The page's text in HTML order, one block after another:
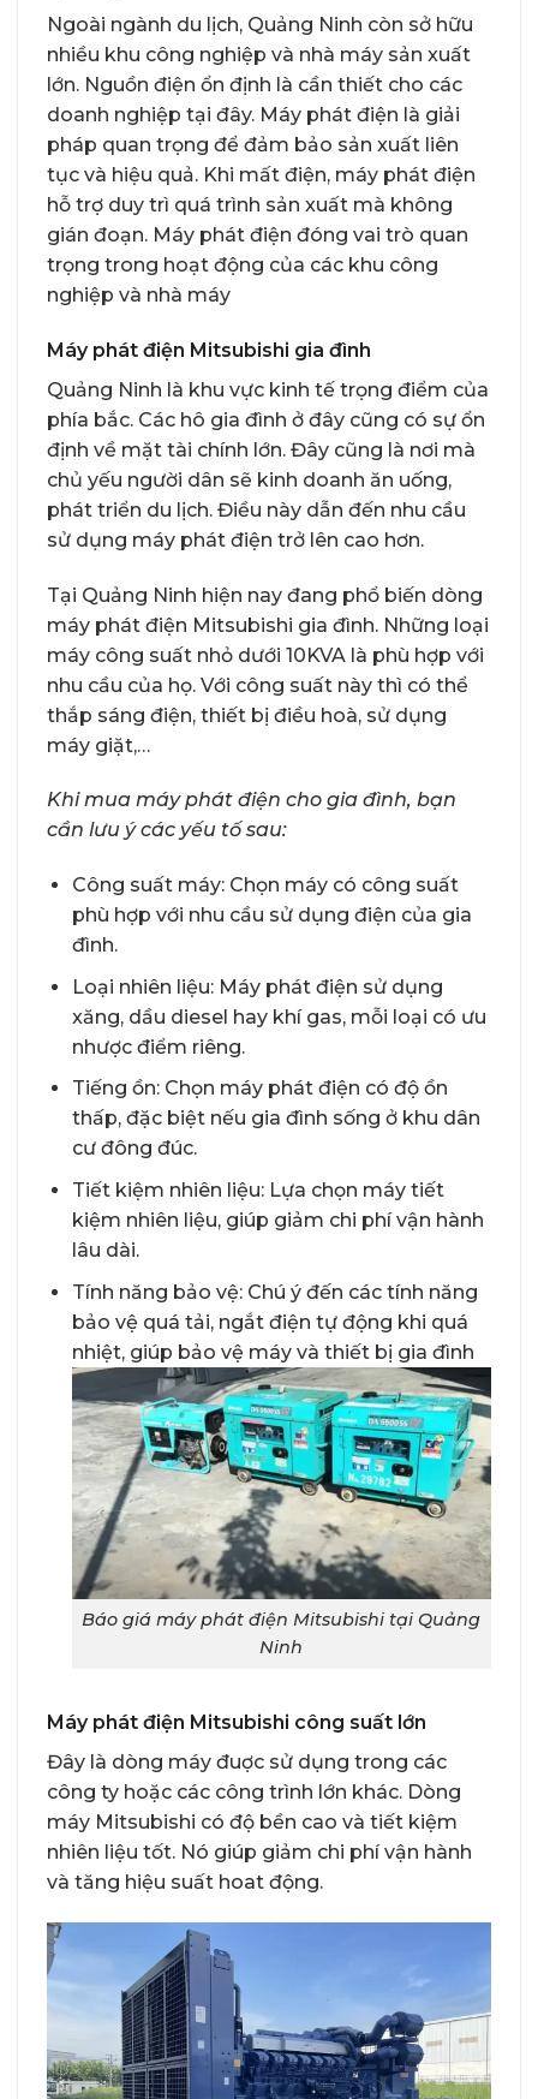
Ngoài ngành du lịch, Quảng Ninh còn sở hữu
nhiều khu công nghiệp và nhà máy sản xuất
lớn. Nguồn điện ổn định là cần thiết cho các
doanh nghiệp tại đây. Máy phát điện là giải
pháp quan trọng để đảm bảo sản xuất liên
tục và hiệu quả. Khi mất điện, máy phát điện
hỗ trợ duy trì quá trình sản xuất mà không
gián đoạn. Máy phát điện đóng vai trò quan
trọng trong hoạt động của các khu công
nghiệp và nhà máy
Máy phát điện Mitsubishi gia đình
Quảng Ninh là khu vực kinh tế trọng điểm của
phía bắc. Các hô gia đình ở đây cũng có sự ổn
định về mặt tài chính lớn. Đây cũng là nơi mà
chủ yếu người dân sẽ kinh doanh ăn uống,
phát triển du lịch. Điều này dẫn đến nhu cầu
sử dụng máy phát điện trở lên cao hơn.
Tại Quảng Ninh hiện nay đang phổ biến dòng
máy phát điện Mitsubishi gia đình. Những loại
máy công suất nhỏ dưới 10KVA là phù hợp với
nhu cầu của họ. Với công suất này thì có thể
thắp sáng điện, thiết bị điều hoà, sử dụng
máy giặt,…
Khi mua máy phát điện cho gia đình, bạn
cần lưu ý các yếu tố sau:
Công suất máy: Chọn máy có công suất
phù hợp với nhu cầu sử dụng điện của gia
đình.
Loại nhiên liệu: Máy phát điện sử dụng
xăng, dầu diesel hay khí gas, mỗi loại có ưu
nhược điểm riêng.
Tiếng ồn: Chọn máy phát điện có độ ồn
thấp, đặc biệt nếu gia đình sống ở khu dân
cư đông đúc.
Tiết kiệm nhiên liệu: Lựa chọn máy tiết
kiệm nhiên liệu, giúp giảm chi phí vận hành
lâu dài.
Tính năng bảo vệ: Chú ý đến các tính năng
bảo vệ quá tải, ngắt điện tự động khi quá
nhiệt, giúp bảo vệ máy và thiết bị gia đình
Báo giá máy phát điện Mitsubishi tại Quảng
Ninh
Máy phát điện Mitsubishi công suất lớn
Đây là dòng máy đuợc sử dụng trong các
công ty hoặc các công trình lớn khác. Dòng
máy Mitsubishi có độ bền cao và tiết kiệm
nhiên liệu tốt. Nó giúp giảm chi phí vận hành
và tăng hiệu suất hoat động.